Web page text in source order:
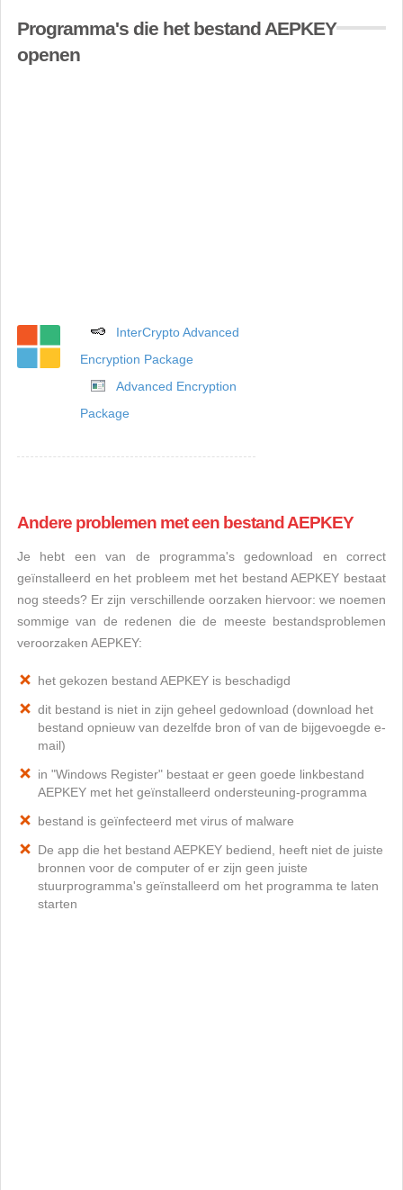
Programma's die het bestand AEPKEY
openen
InterCrypto Advanced
Encryption Package
Advanced Encryption
Package
Andere problemen met een bestand AEPKEY
Je hebt een van de programma's gedownload en correct
geïnstalleerd en het probleem met het bestand AEPKEY bestaat
nog steeds? Er zijn verschillende oorzaken hiervoor: we noemen
sommige van de redenen die de meeste bestandsproblemen
veroorzaken AEPKEY:
het gekozen bestand AEPKEY is beschadigd
dit bestand is niet in zijn geheel gedownload (download het
bestand opnieuw van dezelfde bron of van de bijgevoegde e-
mail)
in "Windows Register" bestaat er geen goede linkbestand
AEPKEY met het geïnstalleerd ondersteuning-programma
bestand is geïnfecteerd met virus of malware
De app die het bestand AEPKEY bediend, heeft niet de juiste
bronnen voor de computer of er zijn geen juiste
stuurprogramma's geïnstalleerd om het programma te laten
starten